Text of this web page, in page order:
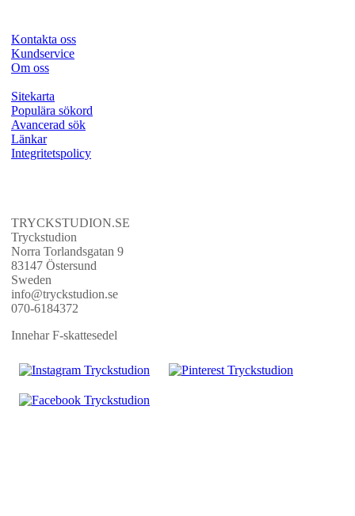
Kontakta oss
Kundservice
Om oss
Sitekarta
Populära sökord
Avancerad sök
Länkar
Integritetspolicy
TRYCKSTUDION.SE
Tryckstudion
Norra Torlandsgatan 9
83147 Östersund
Sweden
info@tryckstudion.se
070-6184372
Innehar F-skattesedel